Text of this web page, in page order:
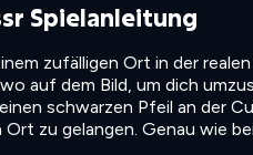
Spielanleitung
zufälligen Ort in der
auf dem Bild, um dich
schwarzen Pfeil an der
zu gelangen. Genau wie